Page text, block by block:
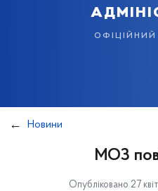
офіційний
Новини
МОЗ
Опубліковано 27